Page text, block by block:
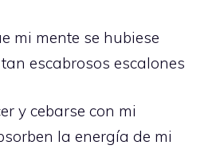
mi mente se hubiese
escabrosos escalones
y cebarse con mi
la energía de mi